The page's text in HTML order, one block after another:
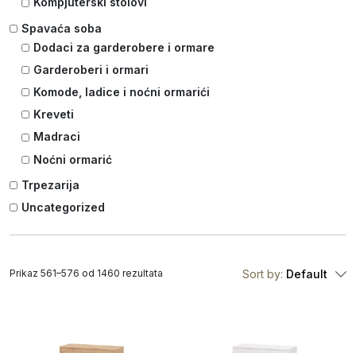
Spavaća soba
Dodaci za garderobere i ormare
Garderoberi i ormari
Komode, ladice i noćni ormarići
Kreveti
Madraci
Noćni ormarić
Trpezarija
Uncategorized
Sort by: Default
Prikaz 561–576 od 1460 rezultata